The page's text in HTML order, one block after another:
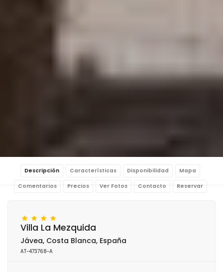
Descripción Características Disponibilidad Mapa
Comentarios Precios Ver Fotos Contacto Reservar
Villa La Mezquida
Jávea, Costa Blanca, España
AT-473768-A